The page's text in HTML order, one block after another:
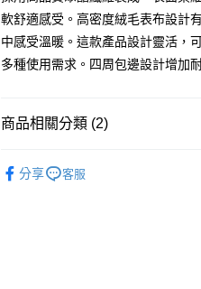
離島-全家取貨付款
每筆NT$60
付款後全家取貨
7-11取貨付款
離島7-11取貨付款
軟舒適感受。高密度絨毛表布設計
中感受溫暖。這款產品設計靈活，
多種使用需求。四周包邊設計增加
商品相關分類 (2)
分享 客服